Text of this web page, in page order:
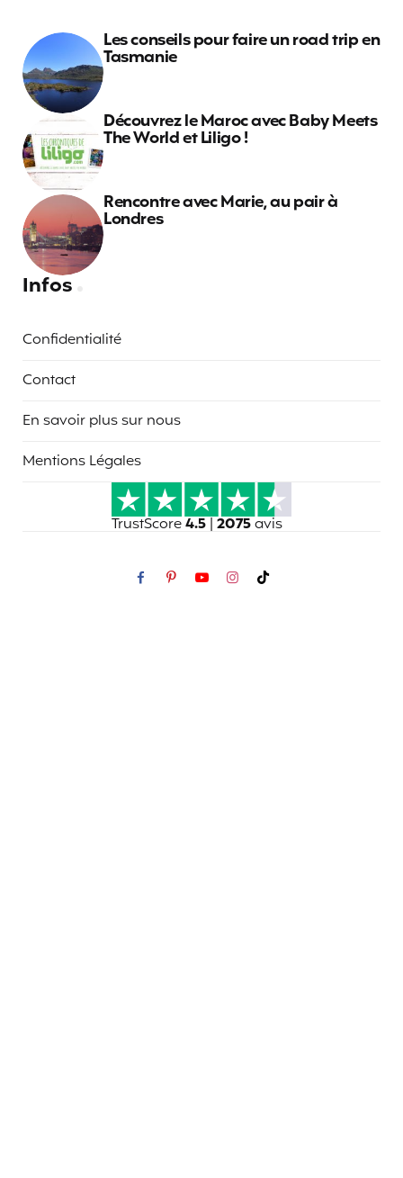
Les conseils pour faire un road trip en
Tasmanie
Découvrez le Maroc avec Baby Meets
The World et Liligo !
Rencontre avec Marie, au pair à
Londres
Infos
Confidentialité
Contact
En savoir plus sur nous
Mentions Légales
TrustScore4.5 | 2075avis